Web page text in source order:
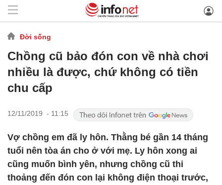
Đời sống
Chồng cũ bảo đón con về nhà chơi
nhiều là được, chứ không có tiền
chu cấp
12/11/2019 - 11:15
Vợ chồng em đã ly hôn. Thằng bé gần 14 tháng
tuổi nên tòa án cho ở với mẹ. Ly hôn xong ai
cũng muốn bình yên, nhưng chồng cũ thi
thoảng đến đón con lại không điện thoại trước,